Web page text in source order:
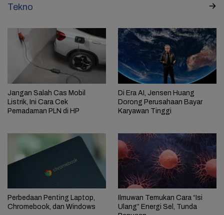
Tekno
Jangan Salah Cas Mobil
Listrik, Ini Cara Cek
Pemadaman PLN di HP
Di Era AI, Jensen Huang
Dorong Perusahaan Bayar
Karyawan Tinggi
Perbedaan Penting Laptop,
Chromebook, dan Windows
Ilmuwan Temukan Cara “Isi
Ulang” Energi Sel, Tunda